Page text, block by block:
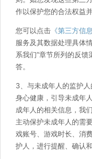
作以保护您的合法权益
您可以点击 《第三方信
服务及其数据处理具体
系我们”章节所列的反
答。
3、与未成年人的监护
身心健康，引导未成年
成年人的相关信息，我
主动保护未成年人的需
戏账号、游戏时长、消
护人，进行提醒、确认和